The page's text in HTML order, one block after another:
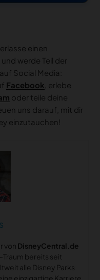
einen
werde Teil der
Social Media:
Facebook , erlebe
oder teile deine
uns darauf, mit dir
einzutauchen!
von DisneyCentral.de
bereits seit
alle Disney Parks
einzigartige Karriere